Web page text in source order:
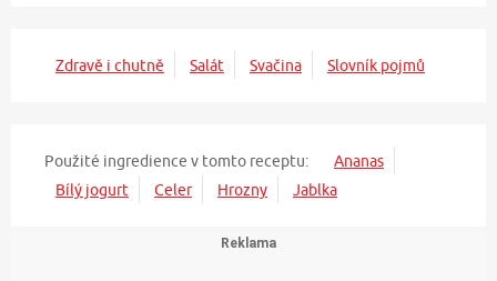
Zdravě i chutně Salát Svačina Slovník pojmů
Použité ingredience v tomto receptu:
Ananas
Bílý jogurt
Celer Hrozny Jablka